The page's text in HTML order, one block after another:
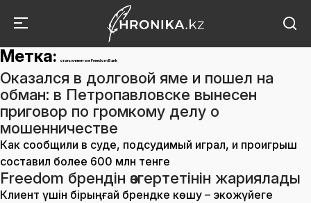
Метка: стать клиентом Freedom Bank
Оказался в долговой яме и пошел на
обман: в Петропавловске вынесен
приговор по громкому делу о
мошенничестве
Как сообщили в суде, подсудимый играл, и проигрыш
составил более 600 млн тенге
Freedom брендін өзгертетінін жариялады
Клиент үшін бірыңғай брендке көшу – экожүйеге